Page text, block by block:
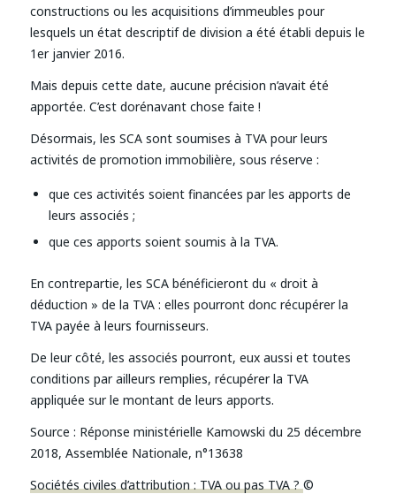
constructions ou les acquisitions d’immeubles pour
lesquels un état descriptif de division a été établi depuis le
1er janvier 2016.
Mais depuis cette date, aucune précision n’avait été
apportée. C’est dorénavant chose faite !
Désormais, les SCA sont soumises à TVA pour leurs
activités de promotion immobilière, sous réserve :
que ces activités soient financées par les apports de
leurs associés ;
que ces apports soient soumis à la TVA.
En contrepartie, les SCA bénéficieront du « droit à
déduction » de la TVA : elles pourront donc récupérer la
TVA payée à leurs fournisseurs.
De leur côté, les associés pourront, eux aussi et toutes
conditions par ailleurs remplies, récupérer la TVA
appliquée sur le montant de leurs apports.
Source : Réponse ministérielle Kamowski du 25 décembre
2018, Assemblée Nationale, n°13638
Sociétés civiles d’attribution : TVA ou pas TVA ? ©